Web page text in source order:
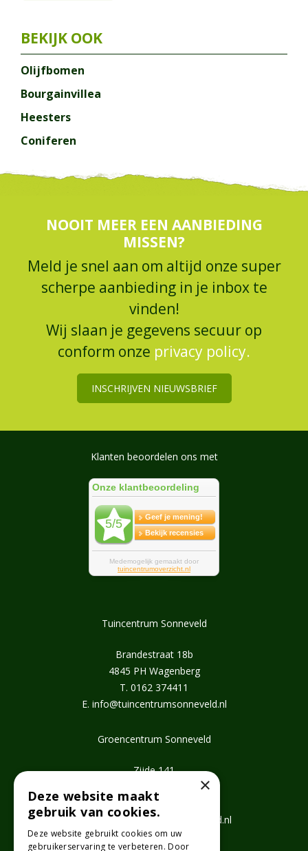
Olijfbomen
Bourgainvillea
Heesters
Coniferen
NOOIT MEER EEN AANBIEDING
MISSEN?
Meld je snel aan om altijd onze super
scherpe aanbieding in je inbox te
vinden!
Wij slaan je gegevens secuur op
conform onze privacy policy.
INSCHRIJVEN NIEUWSBRIEF
Klanten beoordelen ons met
Tuincentrum Sonneveld
Brandestraat 18b
4845 PH Wagenberg
T. 0162 374411
E. info@tuincentrumsonneveld.nl
Groencentrum Sonneveld
Zijde 141
T.0172 462647
E. info@groencentrumsonneveld.nl
×
Deze website maakt
gebruik van cookies.
Deze website gebruikt cookies om uw
gebruikerservaring te verbeteren. Door